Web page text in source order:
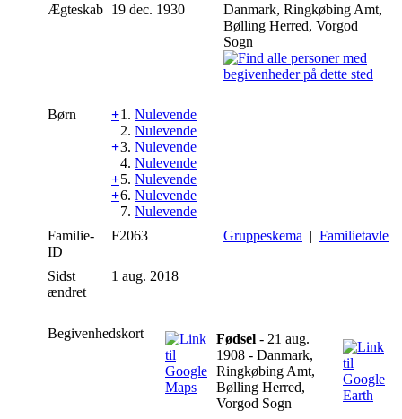
Ægteskab 19 dec. 1930
Danmark, Ringkøbing Amt,
Bølling Herred, Vorgod
Sogn
Børn +1. Nulevende
2. Nulevende
+3. Nulevende
4. Nulevende
+5. Nulevende
+6. Nulevende
7. Nulevende
Familie-
ID
F2063 Gruppeskema | Familietavle
Sidst
ændret
1 aug. 2018
Begivenhedskort Fødsel - 21 aug.
1908 - Danmark,
Ringkøbing Amt,
Bølling Herred,
Vorgod Sogn